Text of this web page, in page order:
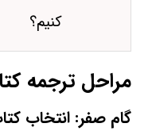
کنیم؟
مراحل ترجمه
گام صفر: انتخاب